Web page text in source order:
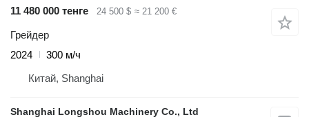
11 480 000 тенге
24 500 $ ≈ 21 200 €
Грейдер
2024
300 м/ч
Китай, Shanghai
Shanghai Longshou Machinery Co., Ltd